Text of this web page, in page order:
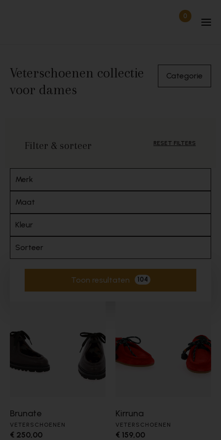
0Items in
Veterschoenen collectie
voor dames
Categorie
Filter & sorteer RESET FILTERS
Merk
Maat
Kleur
Sorteer
Toon resultaten 104Actieve filters
Brunate
VETERSCHOENEN
€ 250,00
Kirruna
VETERSCHOENEN
€ 159,00